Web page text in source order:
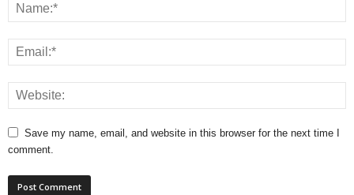
Save my name, email, and website in this browser for the next time I
comment.